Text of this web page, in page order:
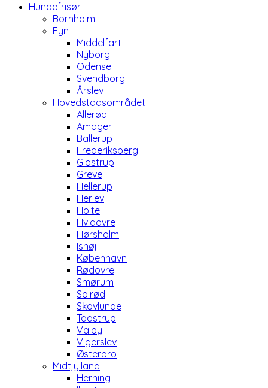
Hundefrisør
Bornholm
Fyn
Middelfart
Nyborg
Odense
Svendborg
Årslev
Hovedstadsområdet
Allerød
Amager
Ballerup
Frederiksberg
Glostrup
Greve
Hellerup
Herlev
Holte
Hvidovre
Hørsholm
Ishøj
København
Rødovre
Smørum
Solrød
Skovlunde
Taastrup
Valby
Vigerslev
Østerbro
Midtjylland
Herning